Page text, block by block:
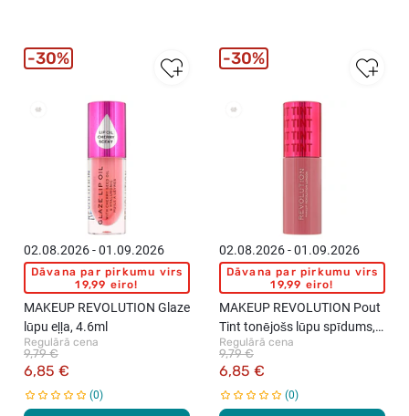
02.08.2026 - 01.09.2026
Dāvana par pirkumu virs
19,99 eiro!
MAKEUP REVOLUTION Glaze
lūpu eļļa, 4.6ml
Regulārā cena
6,85 €
9,79 €
0
30%
02.08.2026 - 01.09.2026
Dāvana par pirkumu virs
19,99 eiro!
MAKEUP REVOLUTION Pout
Tint tonējošs lūpu spīdums,
3ml
Regulārā cena
6,85 €
9,79 €
0
30%